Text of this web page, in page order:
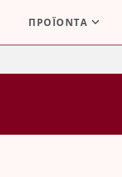
ΠΡΟΪΟΝΤΑ